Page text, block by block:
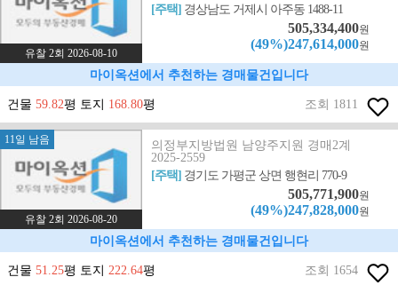
유찰 2회 2026-08-10
[주택] 경상남도 거제시 아주동 1488-11
505,334,400원
(49%)247,614,000원
마이옥션에서 추천하는 경매물건입니다
건물 59.82평 토지 168.80평 조회 1811
11일 남음
유찰 2회 2026-08-20
의정부지방법원 남양주지원 경매2계
2025-2559
[주택] 경기도 가평군 상면 행현리 770-9
505,771,900원
(49%)247,828,000원
마이옥션에서 추천하는 경매물건입니다
건물 51.25평 토지 222.64평 조회 1654